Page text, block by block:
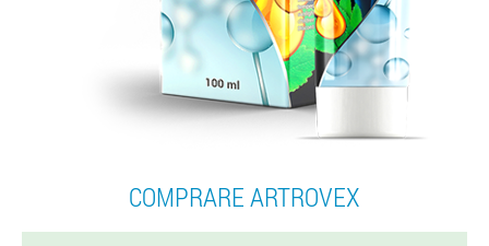
COMPRARE ARTROVEX